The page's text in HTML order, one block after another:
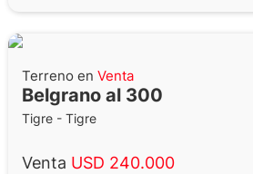
Terreno enVenta
Belgrano al 300
Tigre - Tigre
Venta USD 240.000